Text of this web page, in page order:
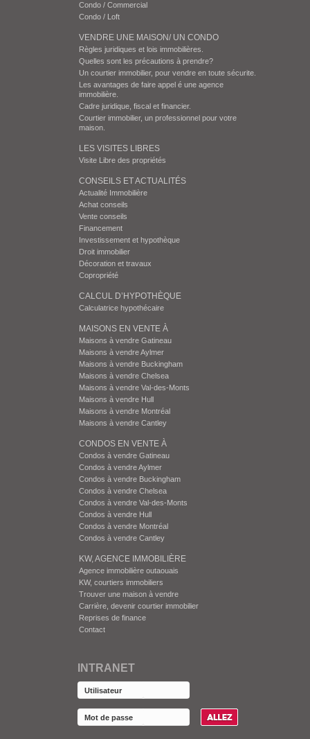
Condo / Commercial
Condo / Loft
VENDRE UNE MAISON/ UN CONDO
Règles juridiques et lois immobilières.
Quelles sont les précautions à prendre?
Un courtier immobilier, pour vendre en toute sécurite.
Les avantages de faire appel é une agence
immobilière.
Cadre juridique, fiscal et financier.
Courtier immobilier, un professionnel pour votre
maison.
LES VISITES LIBRES
Visite Libre des propriétés
CONSEILS ET ACTUALITÉS
Actualité Immobilière
Achat conseils
Vente conseils
Financement
Investissement et hypothèque
Droit immobilier
Décoration et travaux
Copropriété
CALCUL D’HYPOTHÈQUE
Calculatrice hypothécaire
MAISONS EN VENTE À
Maisons à vendre Gatineau
Maisons à vendre Aylmer
Maisons à vendre Buckingham
Maisons à vendre Chelsea
Maisons à vendre Val-des-Monts
Maisons à vendre Hull
Maisons à vendre Montréal
Maisons à vendre Cantley
CONDOS EN VENTE À
Condos à vendre Gatineau
Condos à vendre Aylmer
Condos à vendre Buckingham
Condos à vendre Chelsea
Condos à vendre Val-des-Monts
Condos à vendre Hull
Condos à vendre Montréal
Condos à vendre Cantley
KW, AGENCE IMMOBILIÈRE
Agence immobilière outaouais
KW, courtiers immobiliers
Trouver une maison à vendre
Carrière, devenir courtier immobilier
Reprises de finance
Contact
INTRANET